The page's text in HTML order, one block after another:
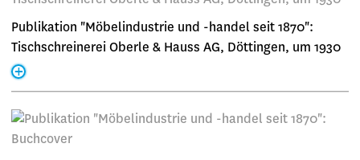
Publikation "Möbelindustrie und -handel seit 1870":
Tischschreinerei Oberle & Hauss AG, Döttingen, um 1930